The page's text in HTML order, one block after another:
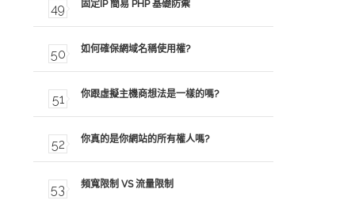
固定IP 簡易 PHP 基礎防禦
如何確保網域名稱使用權?
你跟虛擬主機商想法是一樣的嗎?
你真的是你網站的所有權人嗎?
頻寬限制 VS 流量限制